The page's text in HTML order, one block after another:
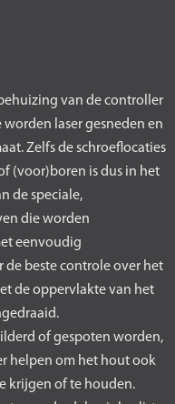
van de controller
laser gesneden en
Zelfs de schroeflocaties
(voor)boren is dus in het
de speciale,
die worden
eenvoudig
de beste controle over het
de oppervlakte van het
of gespoten worden,
helpen om het hout ook
krijgen of te houden.